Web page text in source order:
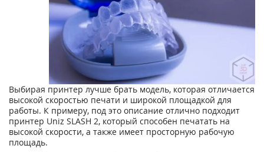
Выбирая принтер лучше брать модель, которая отличается
высокой скоростью печати и широкой площадкой для
работы. К примеру, под это описание отлично подходит
принтер Uniz SLASH 2, который способен печатать на
высокой скорости, а также имеет просторную рабочую
площадь.